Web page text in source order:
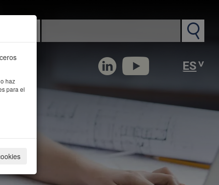
haz
para el